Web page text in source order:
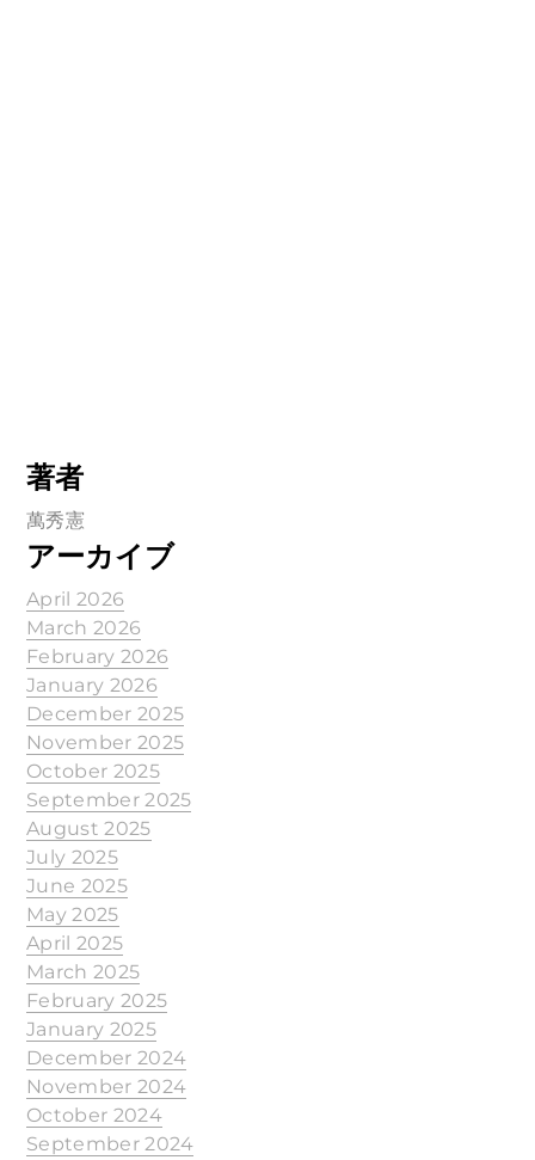
著者
萬秀憲
アーカイブ
April 2026
March 2026
February 2026
January 2026
December 2025
November 2025
October 2025
September 2025
August 2025
July 2025
June 2025
May 2025
April 2025
March 2025
February 2025
January 2025
December 2024
November 2024
October 2024
September 2024